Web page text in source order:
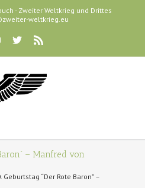
- Zweiter Weltkrieg und Drittes
weltkrieg.eu
– Manfred von
Geburtstag “Der Rote Baron” –